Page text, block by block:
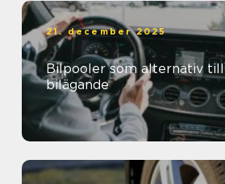
21. december 2025
Bilpooler som alternativ
bilägande